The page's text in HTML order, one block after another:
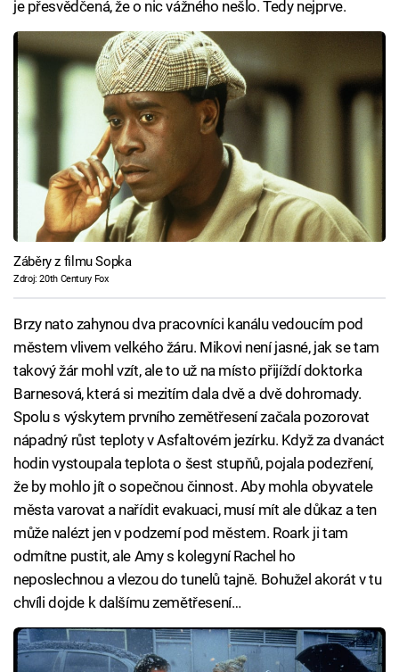
je přesvědčená, že o nic vážného nešlo. Tedy nejprve.
Záběry z filmu Sopka
Zdroj: 20th Century Fox
Brzy nato zahynou dva pracovníci kanálu vedoucím pod
městem vlivem velkého žáru. Mikovi není jasné, jak se tam
takový žár mohl vzít, ale to už na místo přijíždí doktorka
Barnesová, která si mezitím dala dvě a dvě dohromady.
Spolu s výskytem prvního zemětřesení začala pozorovat
nápadný růst teploty v Asfaltovém jezírku. Když za dvanáct
hodin vystoupala teplota o šest stupňů, pojala podezření,
že by mohlo jít o sopečnou činnost. Aby mohla obyvatele
města varovat a nařídit evakuaci, musí mít ale důkaz a ten
může nalézt jen v podzemí pod městem. Roark ji tam
odmítne pustit, ale Amy s kolegyní Rachel ho
neposlechnou a vlezou do tunelů tajně. Bohužel akorát v tu
chvíli dojde k dalšímu zemětřesení…